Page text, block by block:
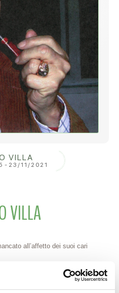
VILLA
- 23/11/2021
VILLA
all’affetto dei suoi cari